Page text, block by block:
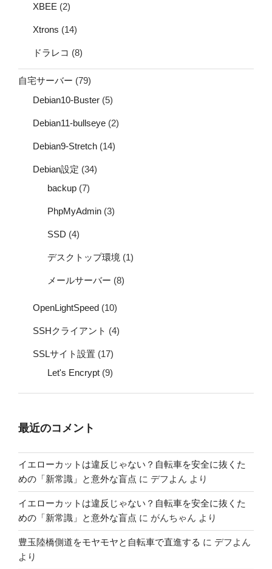
XBEE (2)
Xtrons (14)
ドラレコ (8)
自宅サーバー (79)
Debian10-Buster (5)
Debian11-bullseye (2)
Debian9-Stretch (14)
Debian設定 (34)
backup (7)
PhpMyAdmin (3)
SSD (4)
デスクトップ環境 (1)
メールサーバー (8)
OpenLightSpeed (10)
SSHクライアント (4)
SSLサイト設置 (17)
Let's Encrypt (9)
最近のコメント
イエローカットは違反じゃない？自転車を安全に抜くた
めの「新常識」と意外な盲点 に デフよん より
イエローカットは違反じゃない？自転車を安全に抜くた
めの「新常識」と意外な盲点 に がんちゃん より
豊玉陸橋側道をモヤモヤと自転車で直進する に デフよん
より